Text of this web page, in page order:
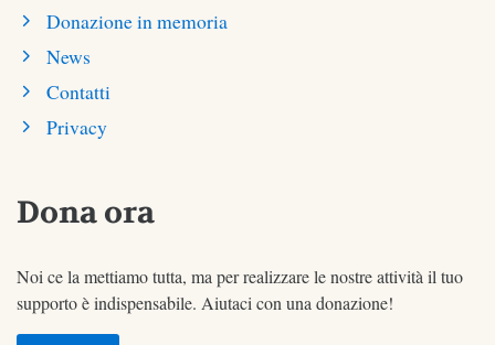
Donazione in memoria
News
Contatti
Privacy
Dona ora
Noi ce la mettiamo tutta, ma per realizzare le nostre attività il tuo
supporto è indispensabile. Aiutaci con una donazione!